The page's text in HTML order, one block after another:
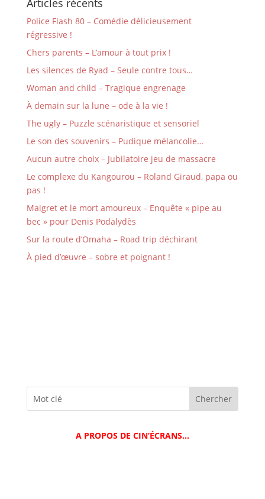
Articles récents
Police Flash 80 – Comédie délicieusement
régressive !
Chers parents – L’amour à tout prix !
Les silences de Ryad – Seule contre tous…
Woman and child – Tragique engrenage
À demain sur la lune – ode à la vie !
The ugly – Puzzle scénaristique et sensoriel
Le son des souvenirs – Pudique mélancolie…
Aucun autre choix – Jubilatoire jeu de massacre
Le complexe du Kangourou – Roland Giraud, papa ou
pas !
Maigret et le mort amoureux – Enquête « pipe au
bec » pour Denis Podalydès
Sur la route d’Omaha – Road trip déchirant
À pied d’œuvre – sobre et poignant !
A PROPOS DE CIN’ÉCRANS…